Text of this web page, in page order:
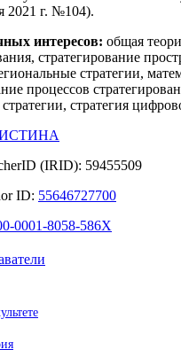
2021 г. №104).
интересов: общая
стратегирование
стратегии,
процессов
стратегия
ИСТИНА
(IRID): 59455509
ID: 55646727700
0001-8058-586X